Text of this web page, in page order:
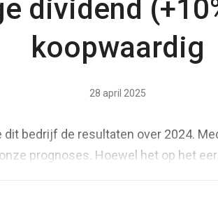
dividend
koopwaardig
28 april 2025
dit bedrijf de resultaten over 2024.
prognoses. Hoewel het op het